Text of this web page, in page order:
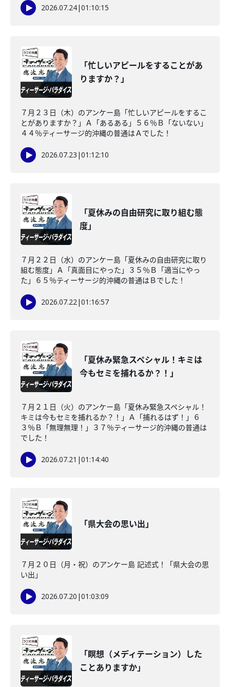
2026.07.24|01:10:15
「忙しいアピールをすることがあ
りますか？」
７月２３日（木）のアンケー島「忙しいアピールをするこ
とがありますか？」Ａ「あるある」５６％Ｂ「ないない」
４４％ティーサージ的沖縄の普通はＡでした！
2026.07.23 |01:12:10
「夏休みの自由研究に取り組む態
度」
７月２２日（水）のアンケー島「夏休みの自由研究に取り
組む態度」Ａ「真面目にやった」３５％Ｂ「適当にやっ
た」６５％ティーサージ的沖縄の普通はＢでした！
2026.07.22|01:16:57
「夏休み緊急スペシャル！キミは
今もセミを捕れるか？！」
７月２１日（火）のアンケー島「夏休み緊急スペシャル！
キミは今もセミを捕れるか？！」Ａ「捕れるはず！」６
３％Ｂ「無理無理！」３７％ティーサージ的沖縄の普通は
でした！
2026.07.21 |01:14:40
「県大会の思い出」
７月２０日（月・祝）のアンケー島 記述式！「県大会の思
い出」
2026.07.20 |01:03:09
「瞑想（メディテーション）した
ことありますか」